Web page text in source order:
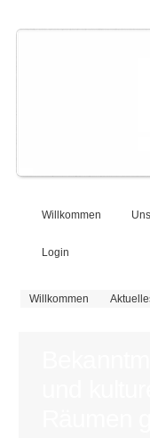
Willkommen
Login
Sie sind
Willkommen